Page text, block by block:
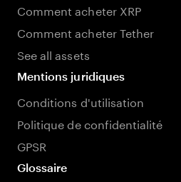
Comment acheter XRP
Comment acheter Tether
See all assets
Mentions juridiques
Conditions d'utilisation
Politique de confidentialité
GPSR
Glossaire